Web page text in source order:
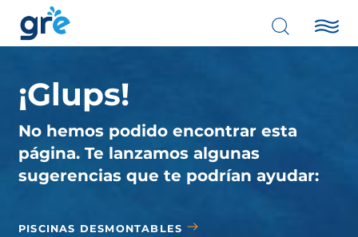
¡Glups!
No hemos podido encontrar esta
página. Te lanzamos algunas
sugerencias que te podrían ayudar:
PISCINAS DESMONTABLES